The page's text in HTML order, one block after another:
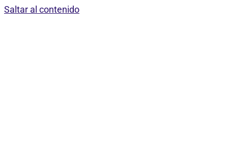
Saltar al contenido